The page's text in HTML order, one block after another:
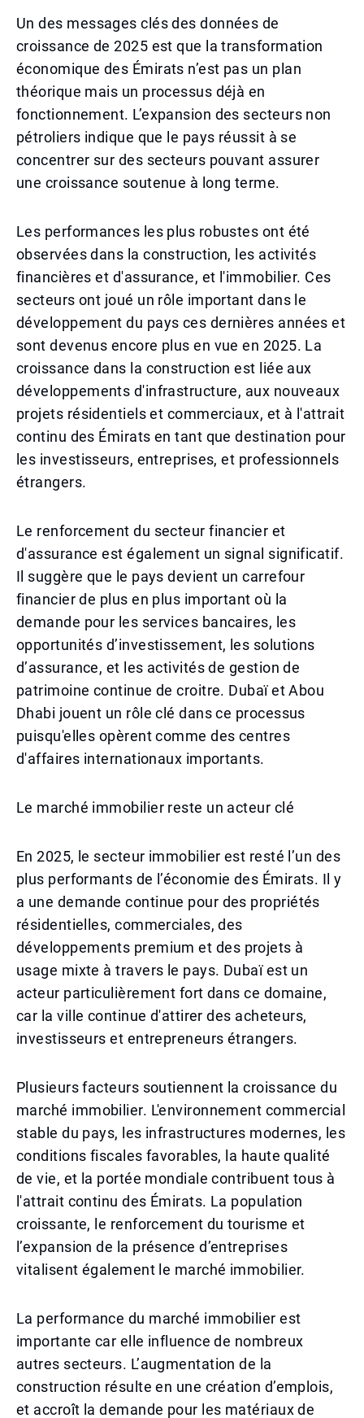
Un des messages clés des données de
croissance de 2025 est que la transformation
économique des Émirats n’est pas un plan
théorique mais un processus déjà en
fonctionnement. L’expansion des secteurs non
pétroliers indique que le pays réussit à se
concentrer sur des secteurs pouvant assurer
une croissance soutenue à long terme.
Les performances les plus robustes ont été
observées dans la construction, les activités
financières et d'assurance, et l'immobilier. Ces
secteurs ont joué un rôle important dans le
développement du pays ces dernières années et
sont devenus encore plus en vue en 2025. La
croissance dans la construction est liée aux
développements d'infrastructure, aux nouveaux
projets résidentiels et commerciaux, et à l'attrait
continu des Émirats en tant que destination pour
les investisseurs, entreprises, et professionnels
étrangers.
Le renforcement du secteur financier et
d'assurance est également un signal significatif.
Il suggère que le pays devient un carrefour
financier de plus en plus important où la
demande pour les services bancaires, les
opportunités d’investissement, les solutions
d’assurance, et les activités de gestion de
patrimoine continue de croitre. Dubaï et Abou
Dhabi jouent un rôle clé dans ce processus
puisqu'elles opèrent comme des centres
d'affaires internationaux importants.
Le marché immobilier reste un acteur clé
En 2025, le secteur immobilier est resté l’un des
plus performants de l’économie des Émirats. Il y
a une demande continue pour des propriétés
résidentielles, commerciales, des
développements premium et des projets à
usage mixte à travers le pays. Dubaï est un
acteur particulièrement fort dans ce domaine,
car la ville continue d'attirer des acheteurs,
investisseurs et entrepreneurs étrangers.
Plusieurs facteurs soutiennent la croissance du
marché immobilier. L'environnement commercial
stable du pays, les infrastructures modernes, les
conditions fiscales favorables, la haute qualité
de vie, et la portée mondiale contribuent tous à
l'attrait continu des Émirats. La population
croissante, le renforcement du tourisme et
l’expansion de la présence d’entreprises
vitalisent également le marché immobilier.
La performance du marché immobilier est
importante car elle influence de nombreux
autres secteurs. L’augmentation de la
construction résulte en une création d’emplois,
et accroît la demande pour les matériaux de